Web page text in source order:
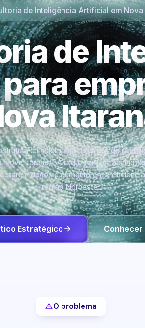
de Inteligência Artificial em Nova
de
e implementa soluções de
Nova Itarana/BA reduzirem retrabalho,
dados e aumentarem a
região Nordeste.
Estratégico Conhecer
O problema